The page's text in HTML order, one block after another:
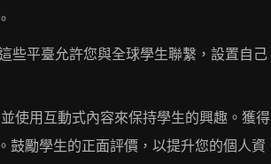
些平臺允許您與全球學生聯繫，設置自己
使用互動式內容來保持學生的興趣。獲得
鼓勵學生的正面評價，以提升您的個人資